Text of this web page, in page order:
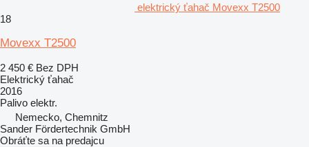
elektrický ťahač Movexx T2500
18
Movexx T2500
2 450 € Bez DPH
Elektrický ťahač
2016
Palivo elektr.
Nemecko, Chemnitz
Sander Fördertechnik GmbH
Obráťte sa na predajcu